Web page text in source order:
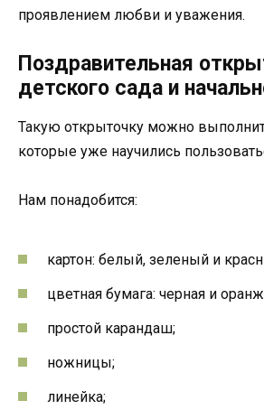
проявлением любви и уважения.
Поздравительная
детского сада и
Такую открыточку можно
которые уже научились
Нам понадобится:
картон: белый, зеленый и
цветная бумага: черная и
простой карандаш;
ножницы;
линейка;